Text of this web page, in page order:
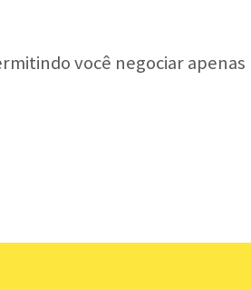
você negociar apenas